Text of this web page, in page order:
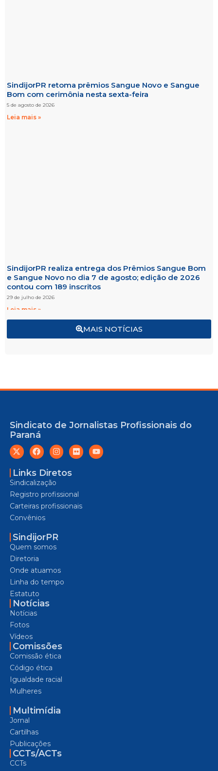
MAIS NOTÍCIAS
SindijorPR retoma prêmios Sangue Novo e Sangue
Bom com cerimônia nesta sexta-feira
5 de agosto de 2026
Leia mais »
SindijorPR realiza entrega dos Prêmios Sangue Bom
e Sangue Novo no dia 7 de agosto; edição de 2026
contou com 189 inscritos
29 de julho de 2026
Leia mais »
Sindicato de Jornalistas Profissionais do
Paraná
Links Diretos
Sindicalização
Registro profissional
Carteiras profissionais
Convênios
SindijorPR
Quem somos
Diretoria
Onde atuamos
Linha do tempo
Estatuto
Notícias
Notícias
Fotos
Vídeos
Comissões
Comissão ética
Código ética
Igualdade racial
Mulheres
Multimídia
Jornal
Cartilhas
Publicações
CCTs/ACTs
CCTs